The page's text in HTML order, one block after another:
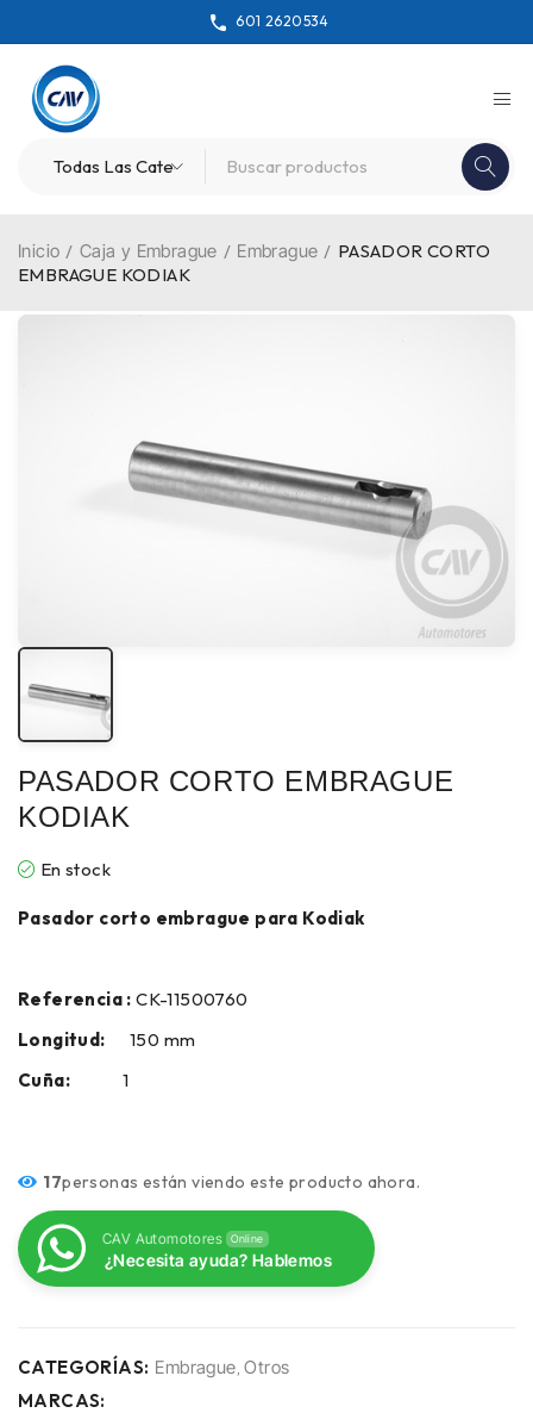
601 2620534
Inicio / Caja y Embrague / Embrague / PASADOR CORTO
EMBRAGUE KODIAK
PASADOR CORTO EMBRAGUE
KODIAK
En stock
Pasador corto embrague para Kodiak
Referencia :CK-11500760
Longitud: 150 mm
Cuña:1
17personas están viendo este producto ahora.
CAV Automotores Online
¿Necesita ayuda? Hablemos
CATEGORÍAS: Embrague ,Otros
MARCAS: